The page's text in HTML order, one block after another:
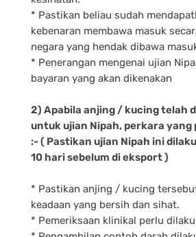
* Pastikan beliau sudah
kebenaran membawa masuk
negara yang hendak dibawa
* Penerangan mengenai ujian
bayaran yang akan dikenakan
2) Apabila anjing / kucing telah
untuk ujian Nipah, perkara yang
:- ( Pastikan ujian Nipah ini
10 hari sebelum di eksport )
* Pastikan anjing / kucing
keadaan yang bersih dan sihat.
* Pemeriksaan klinikal perlu